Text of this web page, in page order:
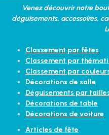
Venez découvrir notre
déguisements, accessoires,
Classement par fêtes
Classement par
Classement par
Décorations de salle
Déguisements par
Décorations de table
Décorations de voiture
Articles de fête